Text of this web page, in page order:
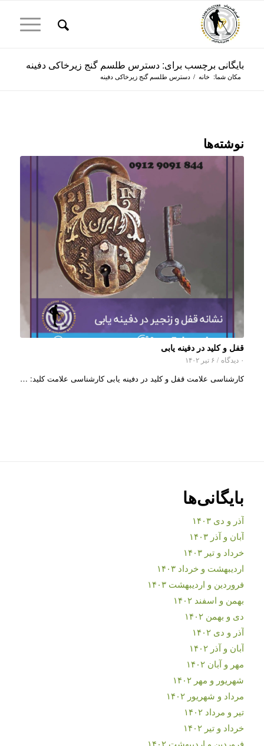
بایگانی برچسب برای: دسترس طلسم گنج زیرخاکی دفینه
مکان شما: خانه / دسترس طلسم گنج زیرخاکی دفینه
نوشته‌ها
قفل و کلید در دفینه یابی
۰ دیدگاه / ۶ تیر ۱۴۰۲
کارشناسی علامت قفل و کلید در دفینه یابی کارشناسی علامت کلید: …
بایگانی‌ها
آذر و دی ۱۴۰۳
آبان و آذر ۱۴۰۳
خرداد و تیر ۱۴۰۳
اردیبهشت و خرداد ۱۴۰۳
فروردین و اردیبهشت ۱۴۰۳
بهمن و اسفند ۱۴۰۲
دی و بهمن ۱۴۰۲
آذر و دی ۱۴۰۲
آبان و آذر ۱۴۰۲
مهر و آبان ۱۴۰۲
شهریور و مهر ۱۴۰۲
مرداد و شهریور ۱۴۰۲
تیر و مرداد ۱۴۰۲
خرداد و تیر ۱۴۰۲
فروردین و اردیبهشت ۱۴۰۲